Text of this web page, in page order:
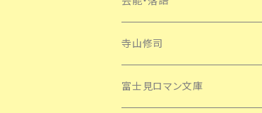
寺山修司
富士見ロマン文庫